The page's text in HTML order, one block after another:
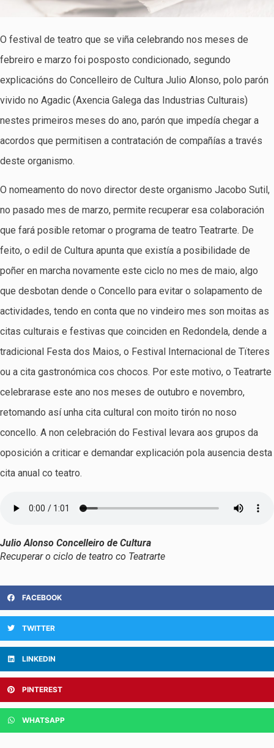
O festival de teatro que se viña celebrando nos meses de
febreiro e marzo foi posposto condicionado, segundo
explicacións do Concelleiro de Cultura Julio Alonso, polo parón
vivido no Agadic (Axencia Galega das Industrias Culturais)
nestes primeiros meses do ano, parón que impedía chegar a
acordos que permitisen a contratación de compañías a través
deste organismo.
O nomeamento do novo director deste organismo Jacobo Sutil,
no pasado mes de marzo, permite recuperar esa colaboración
que fará posible retomar o programa de teatro Teatrarte. De
feito, o edil de Cultura apunta que existía a posibilidade de
poñer en marcha novamente este ciclo no mes de maio, algo
que desbotan dende o Concello para evitar o solapamento de
actividades, tendo en conta que no vindeiro mes son moitas as
citas culturais e festivas que coinciden en Redondela, dende a
tradicional Festa dos Maios, o Festival Internacional de Tïteres
ou a cita gastronómica cos chocos. Por este motivo, o Teatrarte
celebrarase este ano nos meses de outubro e novembro,
retomando así unha cita cultural con moito tirón no noso
concello. A non celebración do Festival levara aos grupos da
oposición a criticar e demandar explicación pola ausencia desta
cita anual co teatro.
Julio Alonso Concelleiro de Cultura
Recuperar o ciclo de teatro co Teatrarte
FACEBOOK
TWITTER
LINKEDIN
PINTEREST
WHATSAPP